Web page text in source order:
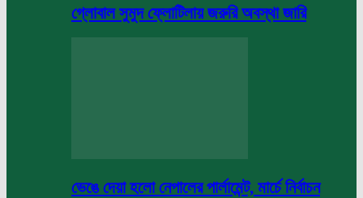
গ্লোবাল সুমুদ ফ্লোটিলায় জরুরি অবস্থা জারি
ভেঙে দেয়া হলো নেপালের পার্লামেন্ট, মার্চে নির্বাচন